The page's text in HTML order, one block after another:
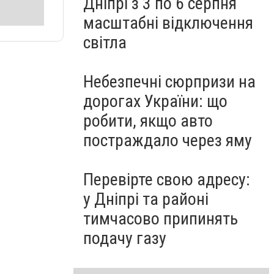
масштабні відключення
світла
Небезпечні сюрпризи на
дорогах України: що
робити, якщо авто
постраждало через яму
Перевірте свою адресу:
у Дніпрі та районі
тимчасово припинять
подачу газу